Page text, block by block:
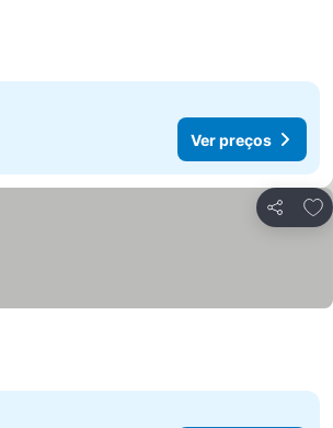
Ver preços
Partilhar